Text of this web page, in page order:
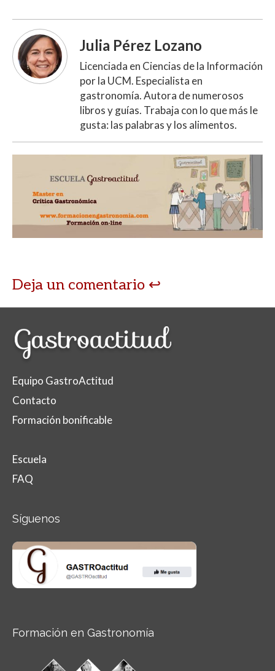
Julia Pérez Lozano
Licenciada en Ciencias de la Información
por la UCM. Especialista en
gastronomía. Autora de numerosos
libros y guías. Trabaja con lo que más le
gusta: las palabras y los alimentos.
Deja un comentario
Equipo GastroActitud
Contacto
Formación bonificable
Escuela
FAQ
Síguenos
Formación en Gastronomía